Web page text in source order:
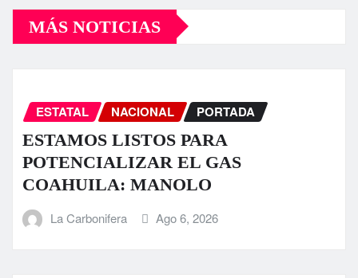
MÁS NOTICIAS
ESTATAL NACIONAL PORTADA
ESTAMOS LISTOS PARA
POTENCIALIZAR EL GAS
COAHUILA: MANOLO
La Carbonifera Ago 6, 2026